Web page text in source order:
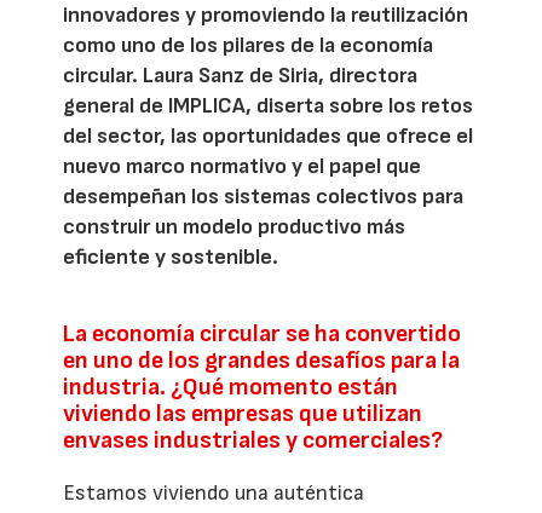
innovadores y promoviendo la reutilización
como uno de los pilares de la economía
circular. Laura Sanz de Siria, directora
general de IMPLICA, diserta sobre los retos
del sector, las oportunidades que ofrece el
nuevo marco normativo y el papel que
desempeñan los sistemas colectivos para
construir un modelo productivo más
eficiente y sostenible.
La economía circular se ha convertido
en uno de los grandes desafíos para la
industria. ¿Qué momento están
viviendo las empresas que utilizan
envases industriales y comerciales?
Estamos viviendo una auténtica